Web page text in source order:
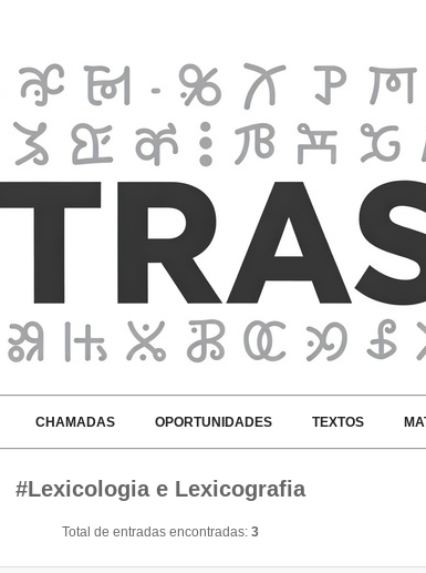
CHAMADAS OPORTUNIDADES TEXTOS
#Lexicologia e Lexicografia
Total de entradas encontradas: 3